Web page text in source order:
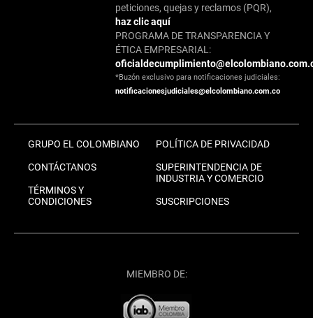
peticiones, quejas y reclamos (PQR),
haz clic aquí
PROGRAMA DE TRANSPARENCIA Y
ÉTICA EMPRESARIAL:
*Buzón exclusivo para notificaciones judiciales:
notificacionesjudiciales@elcolombiano.com.co
GRUPO EL COLOMBIANO
CONTÁCTANOS
TÉRMINOS Y
CONDICIONES
POLÍTICA DE PRIVACIDAD
SUPERINTENDENCIA DE
INDUSTRIA Y COMERCIO
SUSCRIPCIONES
MIEMBRO DE: